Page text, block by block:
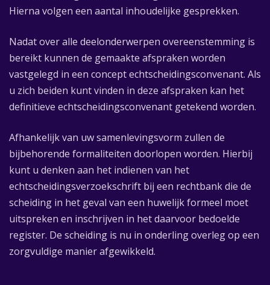
Hierna volgen een aantal inhoudelijke gesprekken.
Nadat over alle deelonderwerpen overeenstemming is
bereikt kunnen de gemaakte afspraken worden
vastgelegd in een concept echtscheidingsconvenant. Als
u zich beiden kunt vinden in deze afspraken kan het
definitieve echtscheidingsconvenant getekend worden.
Afhankelijk van uw samenlevingsvorm zullen de
bijbehorende formaliteiten doorlopen worden. Hierbij
kunt u denken aan het indienen van het
echtscheidingsverzoekschrift bij een rechtbank die de
scheiding in het geval van een huwelijk formeel moet
uitspreken en inschrijven in het daarvoor bedoelde
register. De scheiding is nu in onderling overleg op een
zorgvuldige manier afgewikkeld.